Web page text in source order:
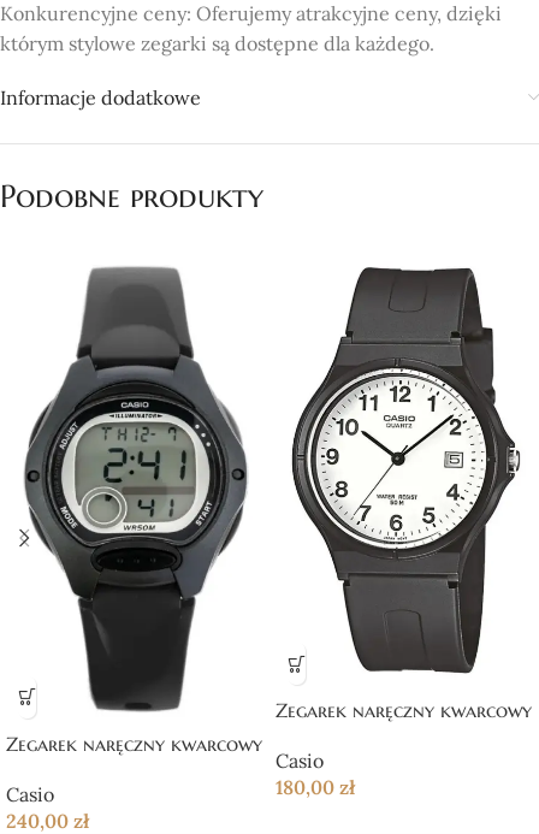
Konkurencyjne ceny: Oferujemy atrakcyjne ceny, dzięki
którym stylowe zegarki są dostępne dla każdego.
Informacje dodatkowe
Podobne produkty
Zegarek naręczny kwarcowy
Casio
240,00 zł
Zegarek naręczny kwarcowy
Casio
180,00 zł